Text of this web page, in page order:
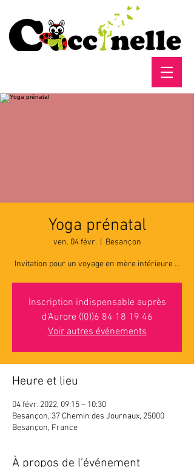
Yoga prénatal
ven. 04 févr.
  |
Besançon
Invitation pour un voyage en mère intérieure ...
Inscription indispensable auprès
d'Aurore ((0))6 84 18 19 46
Voir autres événements
Heure et lieu
04 févr. 2022, 09:15 – 10:30
Besançon, 37 Chemin des Journaux, 25000
Besançon, France
À propos de l'événement